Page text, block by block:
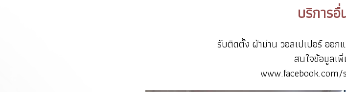
บริการ
รับติดตั้ง ผ้าม่าน วอลเปเปอร์ ออ
สนใจข้อมูลเ
www.facebook.com/